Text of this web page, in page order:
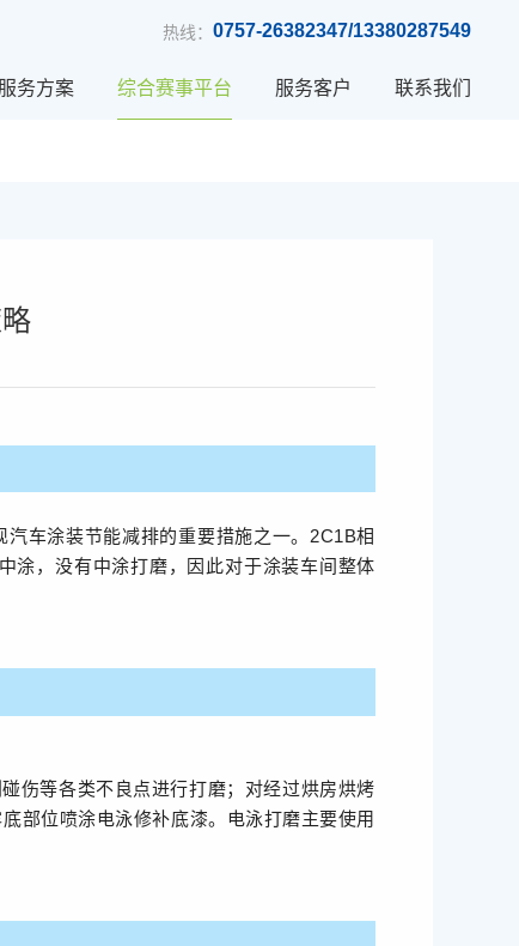
热线： 0757-26382347/13380287549
务方案 综合赛事平台 服务客户 联系我们
车涂装节能减排的重要措施之一。2C1B相
涂，没有中涂打磨，因此对于涂装车间整体
伤等各类不良点进行打磨；对经过烘房烘烤
部位喷涂电泳修补底漆。电泳打磨主要使用